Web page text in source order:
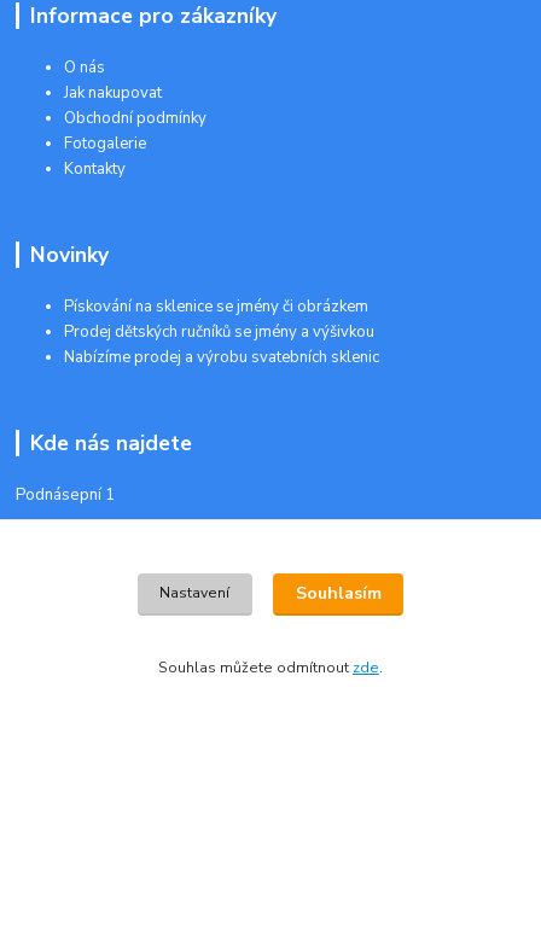
Informace pro zákazníky
O nás
Jak nakupovat
Obchodní podmínky
Fotogalerie
Kontakty
Novinky
Pískování na sklenice se jmény či obrázkem
Prodej dětských ručníků se jmény a výšivkou
Nabízíme prodej a výrobu svatebních sklenic
Kde nás najdete
Podnásepní 1
Nastavení Souhlasím
Souhlas můžete odmítnout zde.